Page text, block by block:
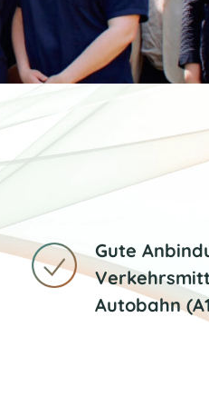
Gute
Autobahn